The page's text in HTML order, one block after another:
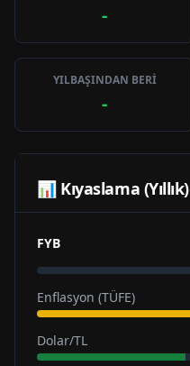
-
YILBAŞINDAN BERİ
-
📊 Kıyaslama (Yıllık)
FYB
Enflasyon (TÜFE)
Dolar/TL